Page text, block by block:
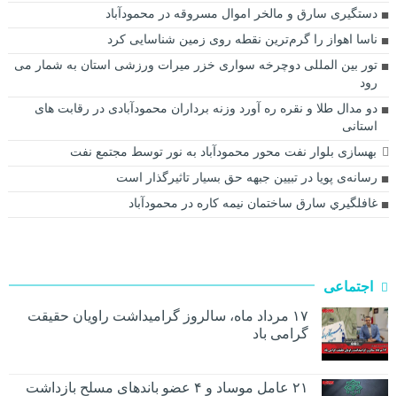
دستگیری سارق و مالخر اموال مسروقه در محمودآباد
ناسا اهواز را گرم‌ترین نقطه روی زمین شناسایی کرد
تور بین المللی دوچرخه سواری خزر میرات ورزشی استان به شمار می
رود
دو مدال طلا و نقره ره آورد وزنه برداران محمودآبادی در رقابت های
استانی
بهسازی بلوار نفت محور محمودآباد به نور توسط مجتمع نفت
رسانه‌ی پویا در تبیین جبهه حق بسیار تاثیرگذار است
غافلگيري سارق ساختمان نيمه کاره در محمودآباد
اجتماعی
۱۷ مرداد ماه، سالروز گرامیداشت راویان حقیقت
گرامی باد
۲۱ عامل موساد و ۴ عضو باند‌های مسلح بازداشت